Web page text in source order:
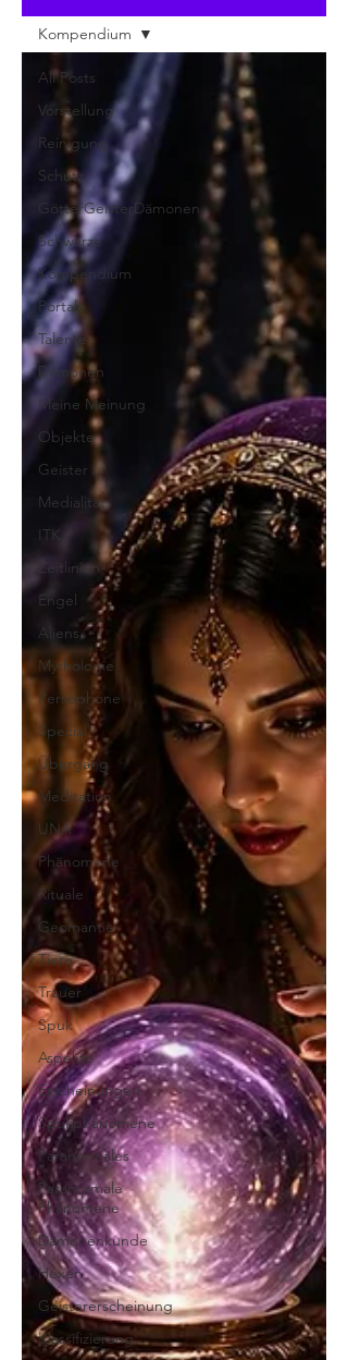
All Posts
Vorstellung
Reinigung
Schutz
GötterGeisterDämonen
Schwärze
Kompendium
Portale
Talente
Dämonen
Meine Meinung
Objekte
Geister
Medialität
ITK
Zeitlinien
Engel
Aliens
Mythologie
Persephone
Special
Übergang
Meditation
UNA
Phänomene
Rituale
Geomantie
Tiere
Trauer
Spuk
Aspekte
Erscheinungen
Spukphänomene
Paranormales
Paranormale
Phänomene
Dämonenkunde
Hexen
Geistererscheinung
Klassifizierung
Kompendium